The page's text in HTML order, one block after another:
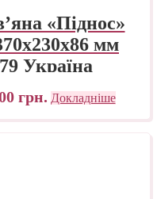
«Піднос»
мм
Україна
грн. Докладніше